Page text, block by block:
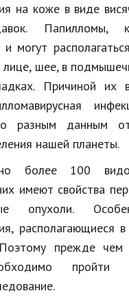
на коже в виде
Папилломы,
могут
лице, шее, в
Причиной их
разным данным
нашей планеты.
более 100
имеют свойства
опухоли.
располагающиеся
прежде чем
пройти